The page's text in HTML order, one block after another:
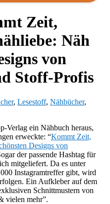
Zeit,
Näh
von
Stoff-Profis
, Lesestoff, Nähbücher,
Verlag ein Nähbuch heraus,
erweckte: “Kommt Zeit,
Designs von
der passende Hashtag für
mitgeliefert. Da es unter
Instagramtreffer gibt, wird
Ein Aufkleber auf dem
Schnittmustern von
vielen mehr”.